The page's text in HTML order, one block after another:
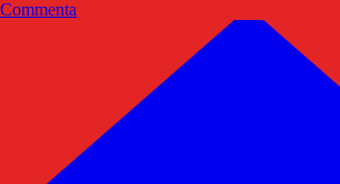
Commenta